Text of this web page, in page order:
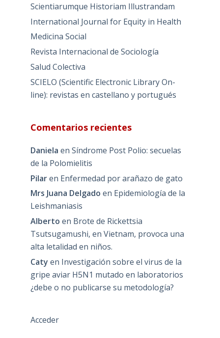
Scientiarumque Historiam Illustrandam
International Journal for Equity in Health
Medicina Social
Revista Internacional de Sociología
Salud Colectiva
SCIELO (Scientific Electronic Library On-
line): revistas en castellano y portugués
Comentarios recientes
Daniela en Síndrome Post Polio: secuelas
de la Polomielitis
Pilaren Enfermedad por arañazo de gato
Mrs Juana Delgado en Epidemiología de la
Leishmaniasis
Alberto en Brote de Rickettsia
Tsutsugamushi, en Vietnam, provoca una
alta letalidad en niños.
Caty en Investigación sobre el virus de la
gripe aviar H5N1 mutado en laboratorios
¿debe o no publicarse su metodología?
Acceder